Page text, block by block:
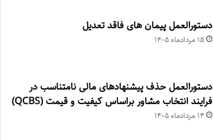
دستورالعمل پیمان های فاقد تعدیل
۱۵ مرداد‌ماه ۱۴۰۵
دستورالعمل حذف پيشنهادهای مالی نامتناسب در
فرايند انتخاب مشاور براساس كيفيت و قيمت (QCBS)
۱۴ مرداد‌ماه ۱۴۰۵